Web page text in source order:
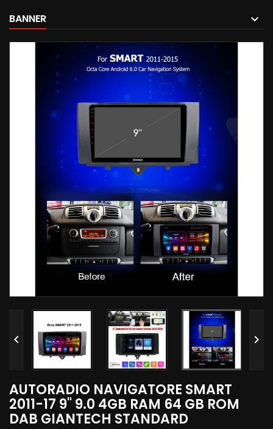
BANNER
 
AUTORADIO NAVIGATORE SMART
2011-17 9" 9.0 4GB RAM 64 GB ROM
DAB GIANTECH STANDARD